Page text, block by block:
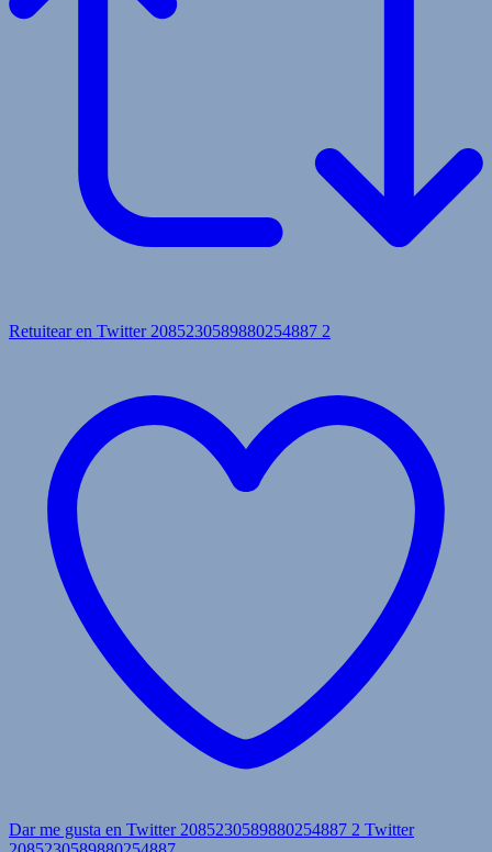
Retuitear en Twitter 2085230589880254887 2
Dar me gusta en Twitter 2085230589880254887 2 Twitter